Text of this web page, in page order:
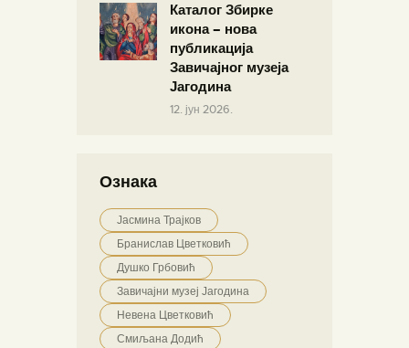
Каталог Збирке
икона – нова
публикација
Завичајног музеја
Јагодина
12. јун 2026.
Ознака
Јасмина Трајков
Бранислав Цветковић
Душко Грбовић
Завичајни музеј Јагодина
Невена Цветковић
Смиљана Додић